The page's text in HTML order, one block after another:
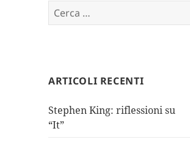
Ricerca
per:
ARTICOLI RECENTI
Stephen King: riflessioni su
“It”